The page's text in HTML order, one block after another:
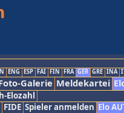
ENG ESP FAI FIN FRA GER GRE INA
Galerie Meldekartei
Elozahl
FIDE Spieler anmelden Elo